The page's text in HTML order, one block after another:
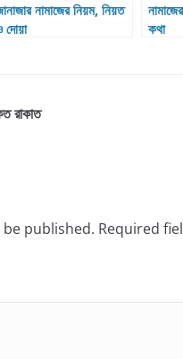
নামাজের নিয়ম, নিয়ত
দোয়া
কথা
রাকাত
published. Required